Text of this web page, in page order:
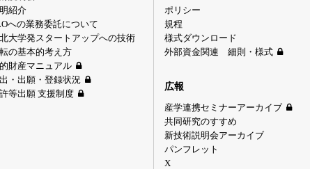
紹介
への業務委託について
大学発スタートアップへの技術
の基本的考え方
財産マニュアル
・出願・登録状況
等出願 支援制度
ポリシー
規程
様式ダウンロード
外部資金関連 細則・様式
広報
産学連携セミナーアーカイブ
共同研究のすすめ
新技術説明会アーカイブ
パンフレット
X